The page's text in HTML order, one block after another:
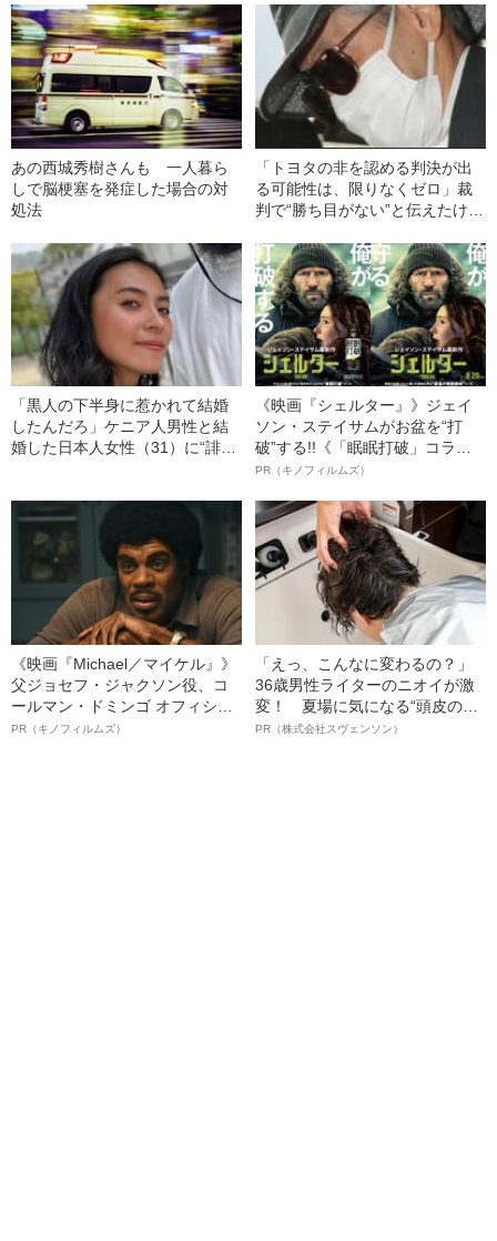
あの西城秀樹さんも 一人暮ら
しで脳梗塞を発症した場合の対
処法
「トヨタの非を認める判決が出
る可能性は、限りなくゼロ」裁
判で“勝ち目がない”と伝えたけれ
幸三を説得できなかった「長男
の葛藤」
「黒人の下半身に惹かれて結婚
したんだろ」ケニア人男性と結
婚した日本人女性（31）に“誹謗
《映画『シェルター』》ジェイ
ソン・ステイサムがお盆を“打
破”する!!《「眠眠打破」コラ
ボ》
PR（キノフィルムズ）
《映画『Michael／マイケル』》
父ジョセフ・ジャクソン役、コ
ールマン・ドミンゴ オフィシャ
ルインタビュー“観客を魅了した
PR（キノフィルムズ）
「えっ、こんなに変わるの？」
36歳男性ライターのニオイが激
変！ 夏場に気になる“頭皮のニ
オイ”や“ベタつき”を解消す
PR（株式会社スヴェンソン）